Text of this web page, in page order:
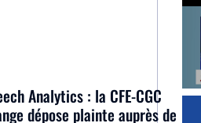
Analytics : la CFE-CGC
dépose plainte auprès de